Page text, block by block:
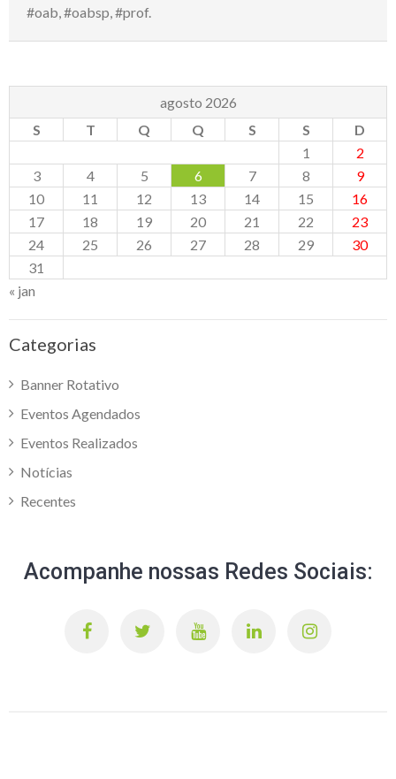
#oab,#oabsp,#prof.
agosto 2026
S
T Q Q S S
D
1
2
3
4 5 6 7 8
9
10
11 12 13 14 15
16
17
18 19 20 21 22
23
24
25 26 27 28 29
30
31
« jan
Categorias
Banner Rotativo
Eventos Agendados
Eventos Realizados
Notícias
Recentes
Acompanhe nossas Redes Sociais: